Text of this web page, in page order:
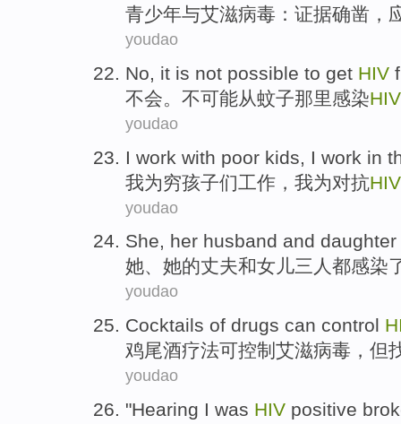
青少年与艾滋病毒 ： 证据确凿，
youdao
No, it is not possible to get HIV
不会。 不可能从蚊子那里感染HIV
youdao
I work with poor kids , I work in
我为穷孩子们工作 ，我为对抗HIV
youdao
She, her husband and daughter
她、 她的丈夫和女儿三 人 都感染
youdao
Cocktails of drugs can control
鸡尾酒疗法可控制 艾滋病毒 ， 但
youdao
"Hearing I was HIV positive